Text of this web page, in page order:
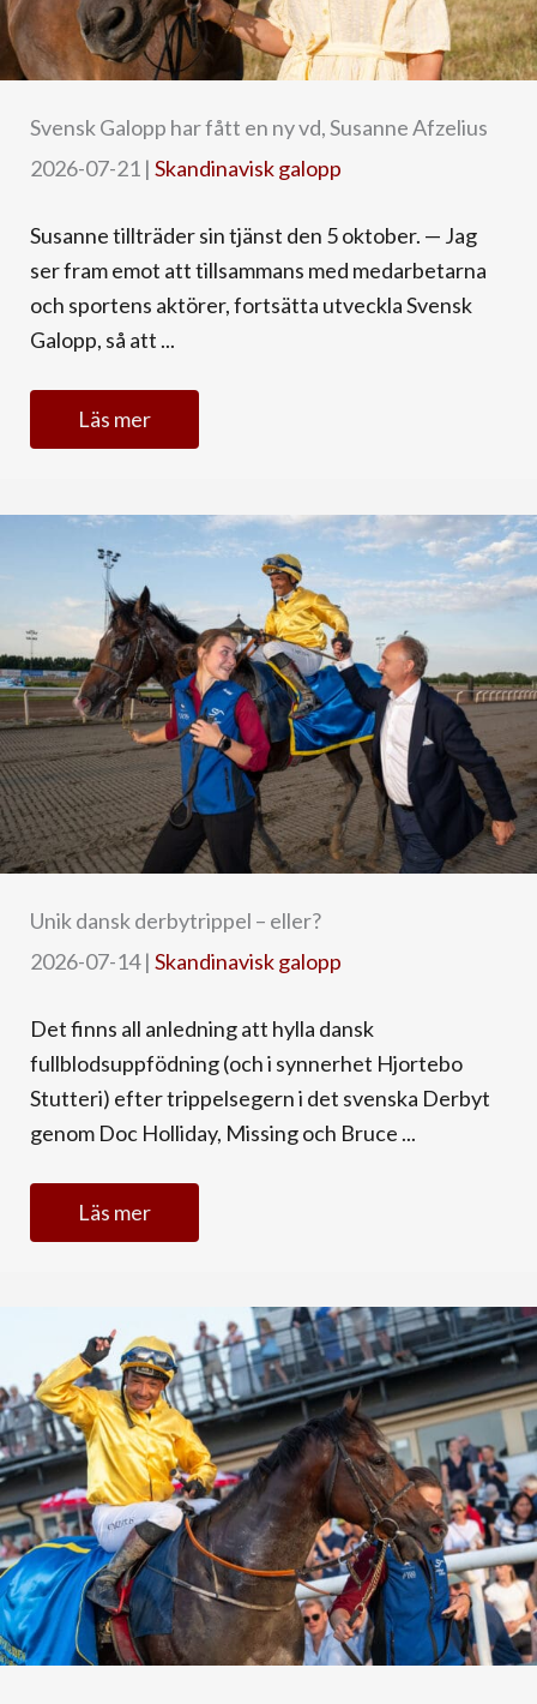
Svensk Galopp har fått en ny vd, Susanne Afzelius
2026-07-21 | Skandinavisk galopp
Susanne tillträder sin tjänst den 5 oktober. — Jag
ser fram emot att tillsammans med medarbetarna
och sportens aktörer, fortsätta utveckla Svensk
Galopp, så att ...
Läs mer
Unik dansk derbytrippel – eller?
2026-07-14| Skandinavisk galopp
Det finns all anledning att hylla dansk
fullblodsuppfödning (och i synnerhet Hjortebo
Stutteri) efter trippelsegern i det svenska Derbyt
genom Doc Holliday, Missing och Bruce ...
Läs mer